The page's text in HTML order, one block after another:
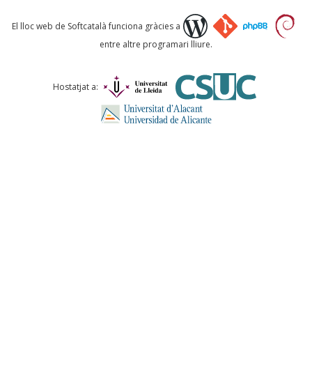
Què proposeu?
Comentari *
El lloc web de Softcatalà funciona gràcies a
entre altre programari lliure.
Hostatjat a: